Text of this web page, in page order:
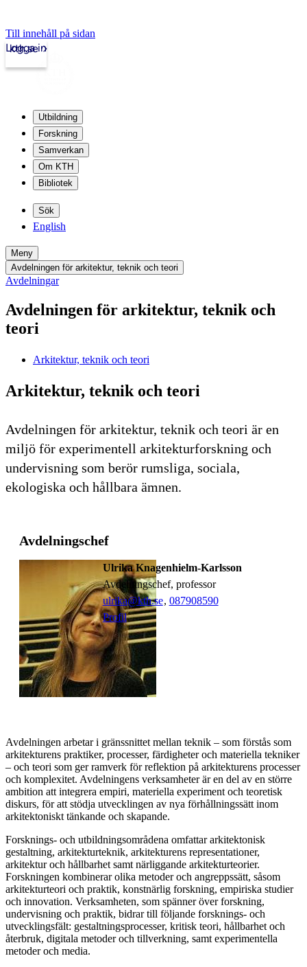
Till innehåll på sidan
kth.se
Logga in
Utbildning
Forskning
Samverkan
Om KTH
Bibliotek
Sök
English
Meny
Avdelningen för arkitektur, teknik och teori
Avdelningar
Avdelningen för arkitektur, teknik och
teori
Arkitektur, teknik och teori
Arkitektur, teknik och teori
Avdelningen för arkitektur, teknik och teori är en
miljö för experimentell arkitekturforskning och
undervisning som berör rumsliga, sociala,
ekologiska och hållbara ämnen.
Avdelningschef
Ulrika Knagenhielm-Karlsson
avdelningschef, professor
ulrika@kth.se, 087908590
Profil
Avdelningen arbetar i gränssnittet mellan teknik – som förstås som
arkitekturens praktiker, processer, färdigheter och materiella tekniker
– och teori som ger ramverk för reflektion på arkitekturens processer
och komplexitet. Avdelningens verksamheter är en del av en större
ambition att integrera empiri, materiella experiment och teoretisk
diskurs, för att stödja utvecklingen av nya förhållningssätt inom
arkitektoniskt tänkande och skapande.
Forsknings- och utbildningsområdena omfattar arkitektonisk
gestaltning, arkitekturteknik, arkitekturens representationer,
arkitektur och hållbarhet samt närliggande arkitekturteorier.
Forskningen kombinerar olika metoder och angreppssätt, såsom
arkitekturteori och praktik, konstnärlig forskning, empiriska studier
och innovation. Verksamheten, som spänner över forskning,
undervisning och praktik, bidrar till följande forsknings- och
utvecklingsfält: gestaltningsprocesser, kritisk teori, hållbarhet och
återbruk, digitala metoder och tillverkning, samt experimentella
metoder och media.